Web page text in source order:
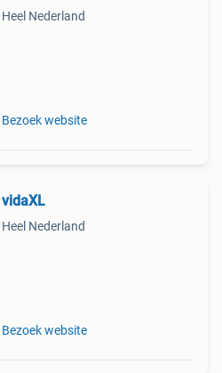
Heel Nederland
Bezoek website
vidaXL
Heel Nederland
Bezoek website